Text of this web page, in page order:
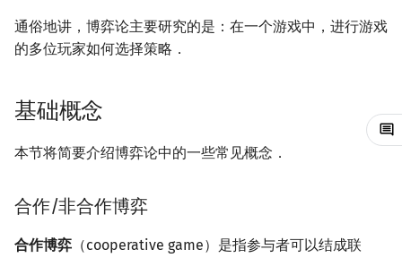
索
OI Wiki 不是什么
数学符号表
F.A.Q.
镜像站列表
致谢
学习路线
技巧
常见技巧
出题
Atom
Kate
CLion
CCR Plus
命令行
编译器
WSL (Windows 10)
Special Judge
Testlib
Validator
运算
函数
bitset
C++ 进阶 重载运算符
新版 C++ 特性
pb_ds
Pascal 转 C++ 急救
Python 速成
Java 速成
Java 进阶
模拟
贪心
排序
插入排序
快速排序
堆排序
前缀和 & 差分
二分
双向搜索
A*
迭代加深搜索
IDA*
回溯法
背包 DP
DAG 上的 DP
树形 DP
状压 DP
数位 DP
四边形不等式优化
状态设计优化
字符串匹配
字典树 (Trie)
前缀函数与 KMP 算法
Boyer–Moore 算法
Z 函数（扩展 KMP）
格雷码
最大公约数
筛法
分解质因数
裴蜀定理 & 一次不定方程
费马小定理 & 欧拉定理
快速数论变换
Chirp Z 变换
多项式牛顿迭代
多项式多点求值|快速插值
多项式初等函数
斐波那契数列
卡特兰数
斯特林数
贝尔数
伯努利数
矩阵
行列式
线性空间
线性基
线性映射
域论
随机变量的数字特征
零和/非零和博弈
完美/不完美信息博弈
完全/不完全信息博弈
组合博弈论
公平组合博弈
牛顿迭代法
链表
并查集
堆
左偏树
块状数据结构
树分块
单调栈
猫树
Kinetic Tournament Tree
WBLT
Size Balanced Tree
红黑树
可持久化平衡树
树状数组套权值线段树
Top Tree
DFS（图论）
树上问题
树的重心
树上启发式合并
树分治
有向无环图
拓扑排序
最短路问题
同余最短路
圆方树
费用流
一般图最大匹配
距离
三角剖分
凸包
扫描线
旋转卡壳
离线算法 莫队算法
随机化
模拟退火
悬线法
有限状态自动机
计算理论基础
线段树与离线询问
通俗地讲，博弈论主要研究的是：在一个游戏中，进行游戏
的多位玩家如何选择策略．
基础概念
本节将简要介绍博弈论中的一些常见概念．
合作/非合作博弈
合作博弈 （cooperative game）是指参与者可以结成联